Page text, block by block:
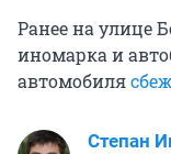
Ранее на улице
иномарка и
автомобиля
Степан